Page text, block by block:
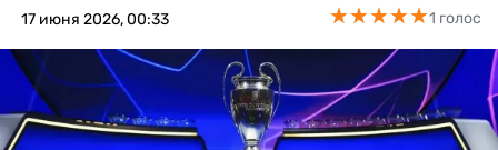
ФУТЗАЛ
17 июня 2026, 00:33
★★★★★
★★★★★1 голос